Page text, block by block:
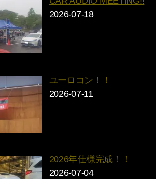
2026-07-18
ユーロコン！！
2026-07-11
2026年仕様完成！！
2026-07-04